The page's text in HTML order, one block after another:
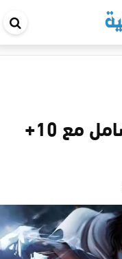
سكريبت Blox Fruits شامل مع 10+